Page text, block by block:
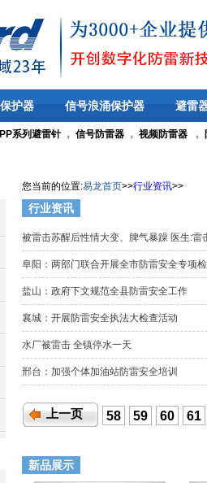
护器 信号浪涌保护器 避雷
系列避雷针， 信号防雷器 ， 视频防雷器 ，
您当前的位置:易龙首页>>行业资讯>>
行业资讯
被雷击苏醒后性情大变、脾气暴躁 医生:
阜阳：两部门联合开展全市防雷安全专项
盐山：政府下文规范全县防雷安全工作
襄城：开展防雷安全执法大检查活动
水厂被雷击 全镇停水一天
邢台：加强个体加油站防雷安全培训
上一页 58 59 60 61
新品展示